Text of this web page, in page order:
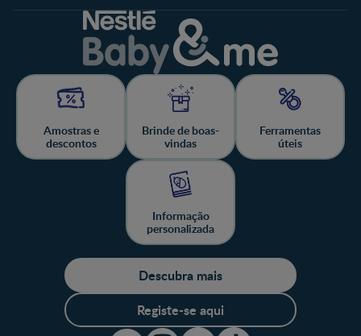
Amostras e
descontos
Brinde de boas-
vindas
Ferramentas
úteis
Informação
personalizada
Descubra mais
Registe-se aqui